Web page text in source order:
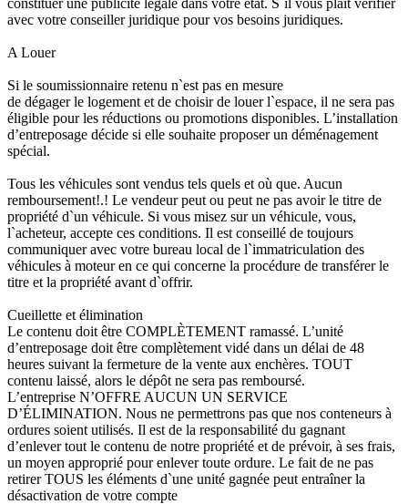
avec votre conseiller juridique pour vos besoins juridiques.
A Louer
Si le soumissionnaire retenu n`est pas en mesure
de dégager le logement et de choisir de louer l`espace, il ne sera pas
éligible pour les réductions ou promotions disponibles. L’installation
d’entreposage décide si elle souhaite proposer un déménagement
spécial.
Tous les véhicules sont vendus tels quels et où que. Aucun
remboursement!.! Le vendeur peut ou peut ne pas avoir le titre de
propriété d`un véhicule. Si vous misez sur un véhicule, vous,
l`acheteur, accepte ces conditions. Il est conseillé de toujours
communiquer avec votre bureau local de l`immatriculation des
véhicules à moteur en ce qui concerne la procédure de transférer le
titre et la propriété avant d`offrir.
Cueillette et élimination
Le contenu doit être COMPLÈTEMENT ramassé. L’unité
d’entreposage doit être complètement vidé dans un délai de 48
heures suivant la fermeture de la vente aux enchères. TOUT
contenu laissé, alors le dépôt ne sera pas remboursé.
L’entreprise N’OFFRE AUCUN UN SERVICE
D’ÉLIMINATION. Nous ne permettrons pas que nos conteneurs à
ordures soient utilisés. Il est de la responsabilité du gagnant
d’enlever tout le contenu de notre propriété et de prévoir, à ses frais,
un moyen approprié pour enlever toute ordure. Le fait de ne pas
retirer TOUS les éléments d`une unité gagnée peut entraîner la
désactivation de votre compte